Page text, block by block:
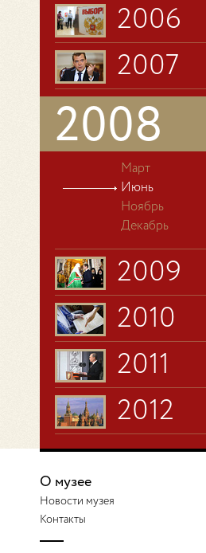
2006
2007
2008
Март
Июнь
Ноябрь
Декабрь
2009
2010
2011
2012
О музее
Новости музея
Контакты